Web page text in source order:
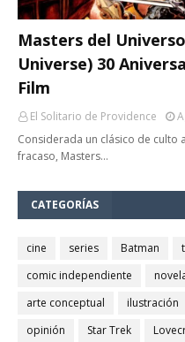
Masters del
Universe) 30
Film
El Solitario de Providence
Considerada un clásico de culto
fracaso, Masters…
CATEGORÍAS
cine series Batman
comic independiente
arte conceptual
ilustración
opinión
Star Trek